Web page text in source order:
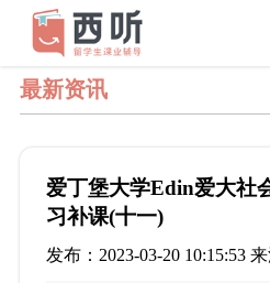
最新资讯
爱丁堡大学Edin爱大社
习补课(十一)
发布：2023-03-20 10:15:53